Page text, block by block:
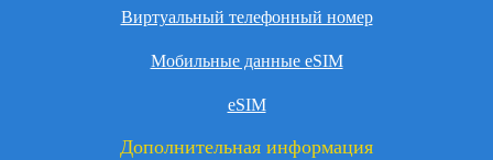
Виртуальный телефонный номер
Мобильные данные eSIM
eSIM
Дополнительная информация